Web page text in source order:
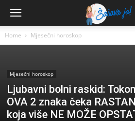
Home Mjesečni horoskop
Mjesečni horoskop
Ljubavni bolni raskid:
OVA 2 znaka čeka
koja više NE MOŽE